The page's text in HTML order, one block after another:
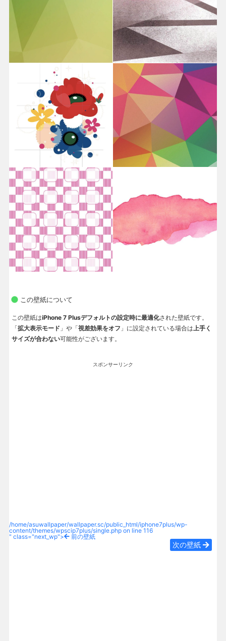
この壁紙について
この壁紙はiPhone 7 Plusデフォルトの設定時に最適化された壁紙です。
「拡大表示モード 」や「視差効果をオフ 」に設定されている場合は上手く
サイズが合わない可能性がございます。
スポンサーリンク
/home/asuwallpaper/wallpaper.sc/public_html/iphone7plus/wp-
content/themes/wpscip7plus/single.php on line116
" class="next_wp">
前の壁紙
次の壁紙